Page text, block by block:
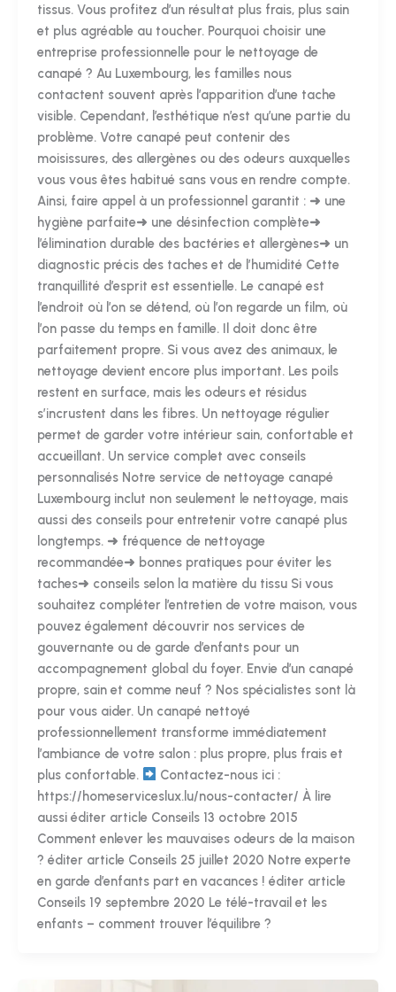
tissus. Vous profitez d’un résultat plus frais, plus sain
et plus agréable au toucher. Pourquoi choisir une
entreprise professionnelle pour le nettoyage de
canapé ? Au Luxembourg, les familles nous
contactent souvent après l’apparition d’une tache
visible. Cependant, l’esthétique n’est qu’une partie du
problème. Votre canapé peut contenir des
moisissures, des allergènes ou des odeurs auxquelles
vous vous êtes habitué sans vous en rendre compte.
Ainsi, faire appel à un professionnel garantit : ➜ une
hygiène parfaite➜ une désinfection complète➜
l’élimination durable des bactéries et allergènes➜ un
diagnostic précis des taches et de l’humidité Cette
tranquillité d’esprit est essentielle. Le canapé est
l’endroit où l’on se détend, où l’on regarde un film, où
l’on passe du temps en famille. Il doit donc être
parfaitement propre. Si vous avez des animaux, le
nettoyage devient encore plus important. Les poils
restent en surface, mais les odeurs et résidus
s’incrustent dans les fibres. Un nettoyage régulier
permet de garder votre intérieur sain, confortable et
accueillant. Un service complet avec conseils
personnalisés Notre service de nettoyage canapé
Luxembourg inclut non seulement le nettoyage, mais
aussi des conseils pour entretenir votre canapé plus
longtemps. ➜ fréquence de nettoyage
recommandée➜ bonnes pratiques pour éviter les
taches➜ conseils selon la matière du tissu Si vous
souhaitez compléter l’entretien de votre maison, vous
pouvez également découvrir nos services de
gouvernante ou de garde d’enfants pour un
accompagnement global du foyer. Envie d’un canapé
propre, sain et comme neuf ? Nos spécialistes sont là
pour vous aider. Un canapé nettoyé
professionnellement transforme immédiatement
l’ambiance de votre salon : plus propre, plus frais et
plus confortable.
Contactez-nous ici :
https://homeserviceslux.lu/nous-contacter/ À lire
aussi éditer article Conseils 13 octobre 2015
Comment enlever les mauvaises odeurs de la maison
? éditer article Conseils 25 juillet 2020 Notre experte
en garde d’enfants part en vacances ! éditer article
Conseils 19 septembre 2020 Le télé-travail et les
enfants – comment trouver l’équilibre ?